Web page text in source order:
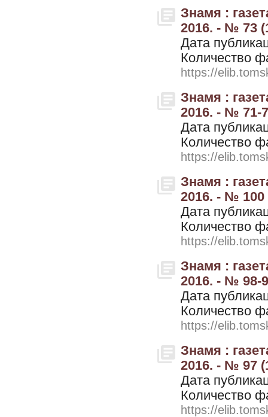
Знамя :
2016. - № 73
Дата
Количество
https://
Знамя :
2016. - № 71-
Дата
Количество
https://
Знамя :
2016. - № 100
Дата
Количество
https://
Знамя :
2016. - № 98-
Дата
Количество
https://
Знамя :
2016. - № 97
Дата
Количество
https://